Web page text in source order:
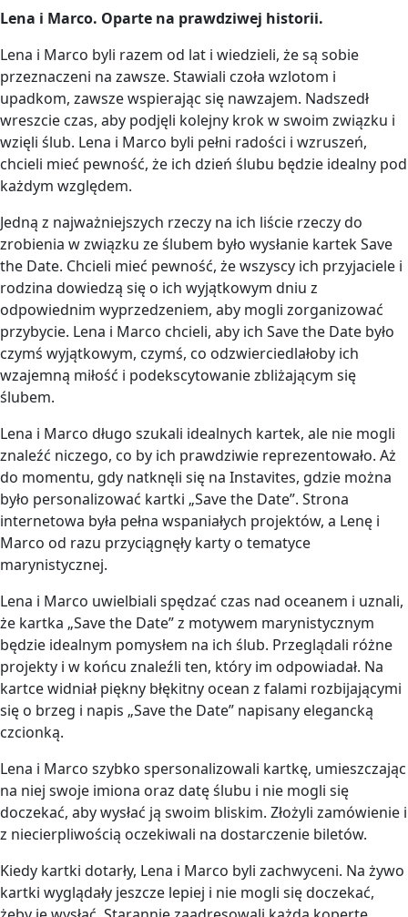
Lena i Marco. Oparte na prawdziwej historii.
Lena i Marco byli razem od lat i wiedzieli, że są sobie
przeznaczeni na zawsze. Stawiali czoła wzlotom i
upadkom, zawsze wspierając się nawzajem. Nadszedł
wreszcie czas, aby podjęli kolejny krok w swoim związku i
wzięli ślub. Lena i Marco byli pełni radości i wzruszeń,
chcieli mieć pewność, że ich dzień ślubu będzie idealny pod
każdym względem.
Jedną z najważniejszych rzeczy na ich liście rzeczy do
zrobienia w związku ze ślubem było wysłanie kartek Save
the Date. Chcieli mieć pewność, że wszyscy ich przyjaciele i
rodzina dowiedzą się o ich wyjątkowym dniu z
odpowiednim wyprzedzeniem, aby mogli zorganizować
przybycie. Lena i Marco chcieli, aby ich Save the Date było
czymś wyjątkowym, czymś, co odzwierciedlałoby ich
wzajemną miłość i podekscytowanie zbliżającym się
ślubem.
Lena i Marco długo szukali idealnych kartek, ale nie mogli
znaleźć niczego, co by ich prawdziwie reprezentowało. Aż
do momentu, gdy natknęli się na Instavites, gdzie można
było personalizować kartki „Save the Date”. Strona
internetowa była pełna wspaniałych projektów, a Lenę i
Marco od razu przyciągnęły karty o tematyce
marynistycznej.
Lena i Marco uwielbiali spędzać czas nad oceanem i uznali,
że kartka „Save the Date” z motywem marynistycznym
będzie idealnym pomysłem na ich ślub. Przeglądali różne
projekty i w końcu znaleźli ten, który im odpowiadał. Na
kartce widniał piękny błękitny ocean z falami rozbijającymi
się o brzeg i napis „Save the Date” napisany elegancką
czcionką.
Lena i Marco szybko spersonalizowali kartkę, umieszczając
na niej swoje imiona oraz datę ślubu i nie mogli się
doczekać, aby wysłać ją swoim bliskim. Złożyli zamówienie i
z niecierpliwością oczekiwali na dostarczenie biletów.
Kiedy kartki dotarły, Lena i Marco byli zachwyceni. Na żywo
kartki wyglądały jeszcze lepiej i nie mogli się doczekać,